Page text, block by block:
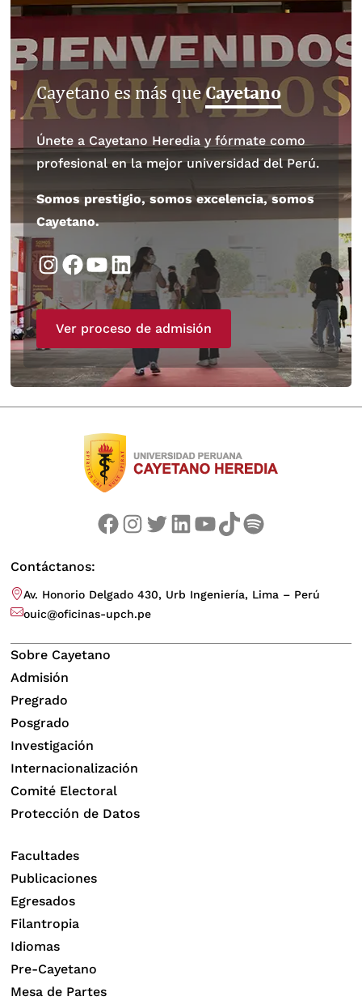
Cayetano es más queCayetano
Únete a Cayetano Heredia y fórmate como
profesional en la mejor universidad del Perú.
Somos prestigio, somos excelencia, somos
Cayetano.
Instagram
Facebook
YouTube
LinkedIn
Ver proceso de admisión
Facebook Instagram Twitter LinkedIn YouTube TikTok Spotify
Contáctanos:
Av. Honorio Delgado 430, Urb Ingeniería, Lima – Perú
ouic@oficinas-upch.pe
Sobre Cayetano
Admisión
Pregrado
Posgrado
Investigación
Internacionalización
Comité Electoral
Protección de Datos
Facultades
Publicaciones
Egresados
Filantropia
Idiomas
Pre-Cayetano
Mesa de Partes